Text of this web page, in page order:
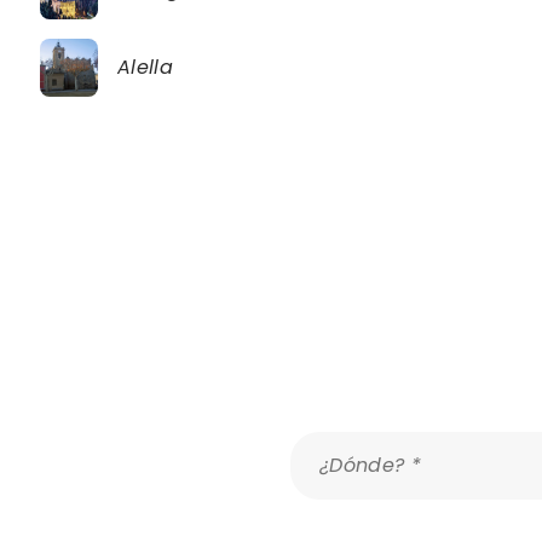
¿Dónde? *
Alella